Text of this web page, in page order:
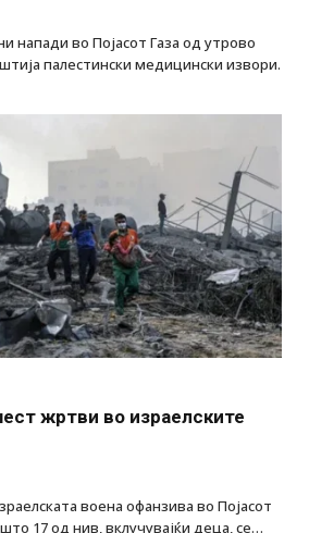
напади во Појасот Газа од утрово
палестински медицински извори.
жртви во израелските
воена офанзива во Појасот
17 од нив, вклучувајќи деца, се…